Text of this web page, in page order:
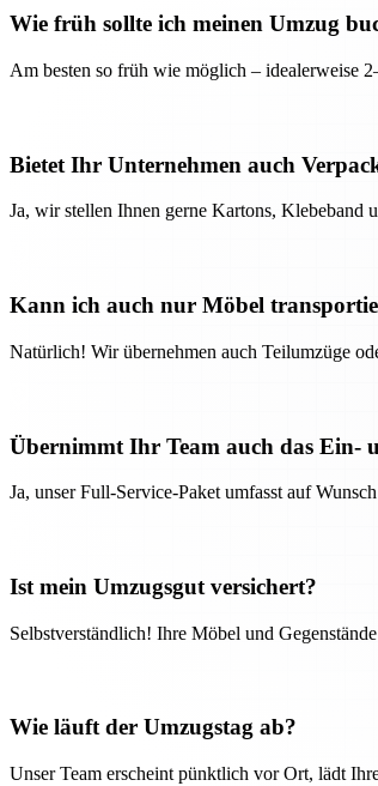
Wie früh sollte ich meinen Umzug
Am besten so früh wie möglich – idealerweise
Bietet Ihr Unternehmen auch
Ja, wir stellen Ihnen gerne Kartons, Klebeband
Kann ich auch nur Möbel
Natürlich! Wir übernehmen auch Teilumzüge
Übernimmt Ihr Team auch das Ein-
Ja, unser Full-Service-Paket umfasst auf
Ist mein Umzugsgut versichert?
Selbstverständlich! Ihre Möbel und
Wie läuft der Umzugstag ab?
Unser Team erscheint pünktlich vor Ort, lädt